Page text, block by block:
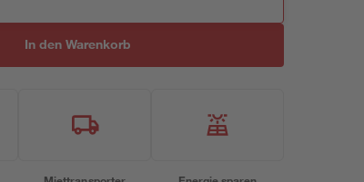
In den Warenkorb